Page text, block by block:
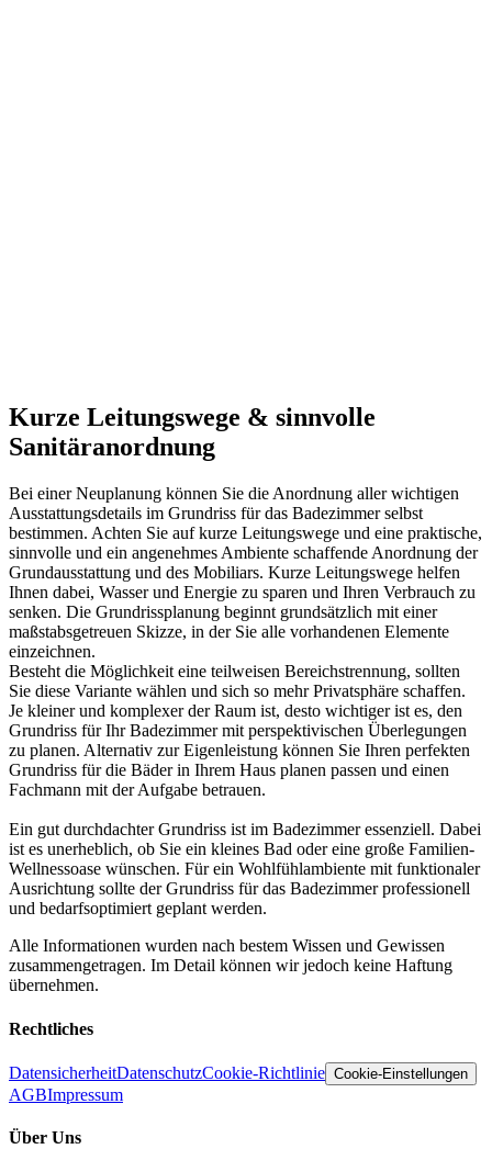
Kurze Leitungswege & sinnvolle
Sanitäranordnung
Bei einer Neuplanung können Sie die Anordnung aller wichtigen
Ausstattungsdetails im Grundriss für das Badezimmer selbst
bestimmen. Achten Sie auf kurze Leitungswege und eine praktische,
sinnvolle und ein angenehmes Ambiente schaffende Anordnung der
Grundausstattung und des Mobiliars. Kurze Leitungswege helfen
Ihnen dabei, Wasser und Energie zu sparen und Ihren Verbrauch zu
senken. Die Grundrissplanung beginnt grundsätzlich mit einer
maßstabsgetreuen Skizze, in der Sie alle vorhandenen Elemente
einzeichnen.
Besteht die Möglichkeit eine teilweisen Bereichstrennung, sollten
Sie diese Variante wählen und sich so mehr Privatsphäre schaffen.
Je kleiner und komplexer der Raum ist, desto wichtiger ist es, den
Grundriss für Ihr Badezimmer mit perspektivischen Überlegungen
zu planen. Alternativ zur Eigenleistung können Sie Ihren perfekten
Grundriss für die Bäder in Ihrem Haus planen passen und einen
Fachmann mit der Aufgabe betrauen.
Ein gut durchdachter Grundriss ist im Badezimmer essenziell. Dabei
ist es unerheblich, ob Sie ein kleines Bad oder eine große Familien-
Wellnessoase wünschen. Für ein Wohlfühlambiente mit funktionaler
Ausrichtung sollte der Grundriss für das Badezimmer professionell
und bedarfsoptimiert geplant werden.
Alle Informationen wurden nach bestem Wissen und Gewissen
zusammengetragen. Im Detail können wir jedoch keine Haftung
übernehmen.
Rechtliches
DatensicherheitDatenschutzCookie-Richtlinie Cookie-Einstellungen
AGBImpressum
Über Uns